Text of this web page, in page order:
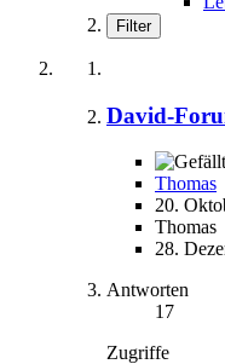
Filter
David-
Thomas
20.
Thomas
28.
Antworten
17
Zugriffe